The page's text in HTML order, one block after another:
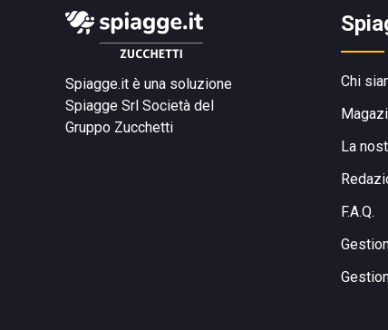
Spiagge.it è una soluzione
Spiagge Srl Società del
Gruppo Zucchetti
Chi
La
F.A.Q.